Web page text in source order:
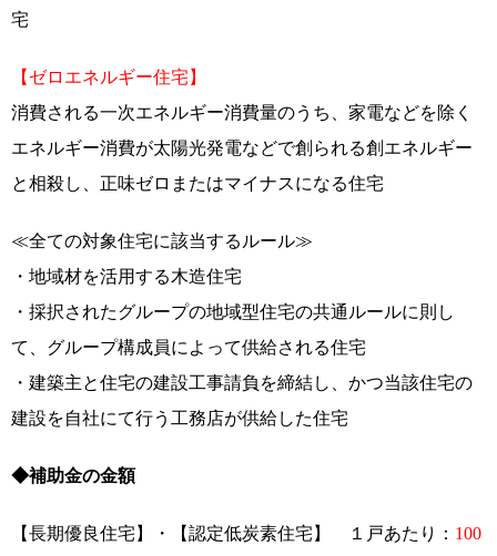
宅
【ゼロエネルギー住宅】
消費される一次エネルギー消費量のうち、家電などを除く
エネルギー消費が太陽光発電などで創られる創エネルギー
と相殺し、正味ゼロまたはマイナスになる住宅
≪全ての対象住宅に該当するルール≫
・地域材を活用する木造住宅
・採択されたグループの地域型住宅の共通ルールに則し
て、グループ構成員によって供給される住宅
・建築主と住宅の建設工事請負を締結し、かつ当該住宅の
建設を自社にて行う工務店が供給した住宅
◆補助金の金額
【長期優良住宅】・【認定低炭素住宅】 １戸あたり： 100